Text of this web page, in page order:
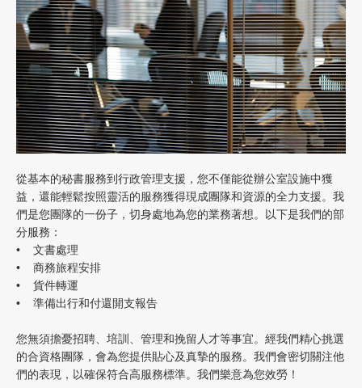
從基本的秘書服務到行政管理支援，您不僅能從辦公室設施中獲
益，還能輕鬆按照靈活的服務獲得現成團隊和資源的全力支援。我
們是您團隊的一份子，切身處地為您的業務著想。以下是我們的部
分服務：
• 文書處理
• 商務旅程安排
• 貨件轉運
• 準備出行和付還開支報告
您無須擔憂招聘、培訓、管理和挽留人才等事宜。經我們精心挑選
的合資格團隊，會為您提供貼心及真摯的服務。我們會密切關注他
們的表現，以確保符合高服務標準。我們樂意為您效勞！